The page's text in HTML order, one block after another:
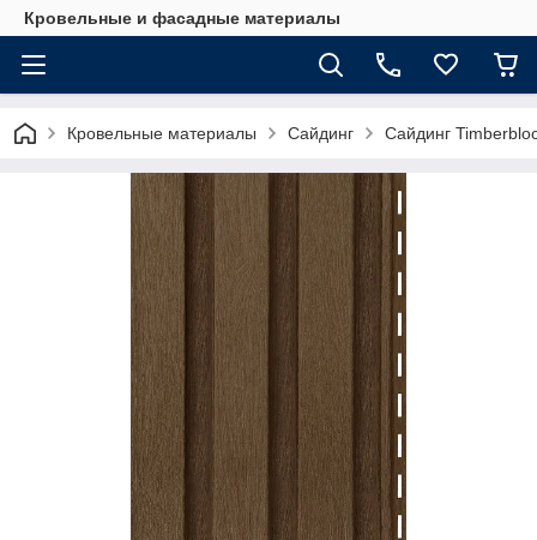
Кровельные и фасадные материалы
Кровельные материалы Сайдинг Сайдинг